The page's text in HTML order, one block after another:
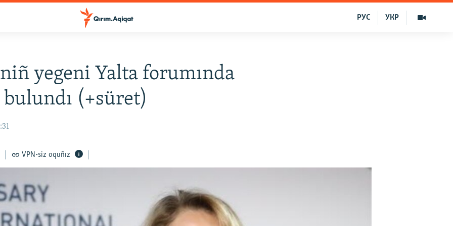
УКР
РУС
yegeni Yalta forumında
bulundı (+süret)
VPN-siz oquñız